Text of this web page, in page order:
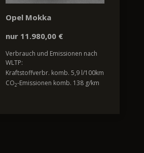
Opel Mokka
nur 11.980,00 €
Verbrauch und Emissionen nach
WLTP:
Kraftstoffverbr. komb. 5,9 l/100km
CO2-Emissionen komb. 138 g/km